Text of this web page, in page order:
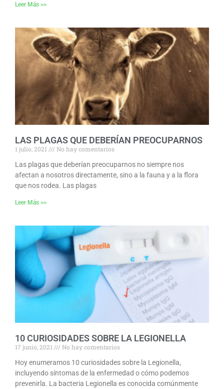
Leer Más >>
LAS PLAGAS QUE DEBERÍAN PREOCUPARNOS
1 julio, 2021
No hay comentarios
Las plagas que deberían preocuparnos no siempre nos
afectan a nosotros directamente, sino a la fauna y a la flora
que nos rodea. Las plagas
Leer Más >>
10 CURIOSIDADES SOBRE LA LEGIONELLA
17 junio, 2021
No hay comentarios
Hoy enumeramos 10 curiosidades sobre la Legionella,
incluyendo síntomas de la enfermedad o cómo podemos
prevenirla. La bacteria Legionella es conocida comúnmente